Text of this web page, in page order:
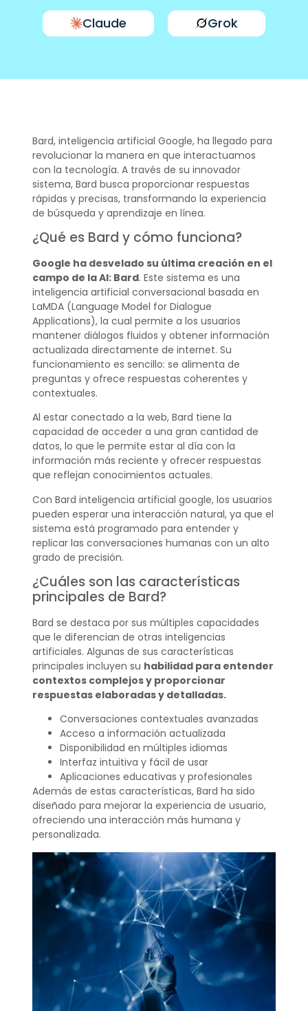
Claude Grok
Bard, inteligencia artificial Google, ha llegado para
revolucionar la manera en que interactuamos
con la tecnología. A través de su innovador
sistema, Bard busca proporcionar respuestas
rápidas y precisas, transformando la experiencia
de búsqueda y aprendizaje en línea.
¿Qué es Bard y cómo funciona?
Google ha desvelado su última creación en el
campo de la AI: Bard. Este sistema es una
inteligencia artificial conversacional basada en
LaMDA (Language Model for Dialogue
Applications), la cual permite a los usuarios
mantener diálogos fluidos y obtener información
actualizada directamente de internet. Su
funcionamiento es sencillo: se alimenta de
preguntas y ofrece respuestas coherentes y
contextuales.
Al estar conectado a la web, Bard tiene la
capacidad de acceder a una gran cantidad de
datos, lo que le permite estar al día con la
información más reciente y ofrecer respuestas
que reflejan conocimientos actuales.
Con Bard inteligencia artificial google, los usuarios
pueden esperar una interacción natural, ya que el
sistema está programado para entender y
replicar las conversaciones humanas con un alto
grado de precisión.
¿Cuáles son las características
principales de Bard?
Bard se destaca por sus múltiples capacidades
que le diferencian de otras inteligencias
artificiales. Algunas de sus características
principales incluyen su habilidad para entender
contextos complejos y proporcionar
respuestas elaboradas y detalladas.
Conversaciones contextuales avanzadas
Acceso a información actualizada
Disponibilidad en múltiples idiomas
Interfaz intuitiva y fácil de usar
Aplicaciones educativas y profesionales
Además de estas características, Bard ha sido
diseñado para mejorar la experiencia de usuario,
ofreciendo una interacción más humana y
personalizada.